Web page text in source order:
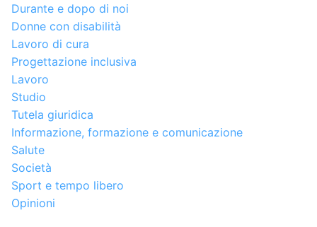
Durante e dopo di noi
Donne con disabilità
Lavoro di cura
Progettazione inclusiva
Lavoro
Studio
Tutela giuridica
Informazione, formazione e comunicazione
Salute
Società
Sport e tempo libero
Opinioni